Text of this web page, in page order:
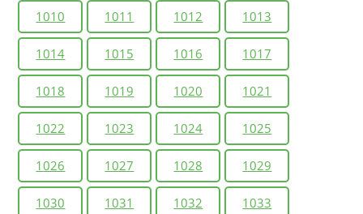
1010 1011 1012 1013
1014 1015 1016 1017
1018 1019 1020 1021
1022 1023 1024 1025
1026 1027 1028 1029
1030 1031 1032 1033